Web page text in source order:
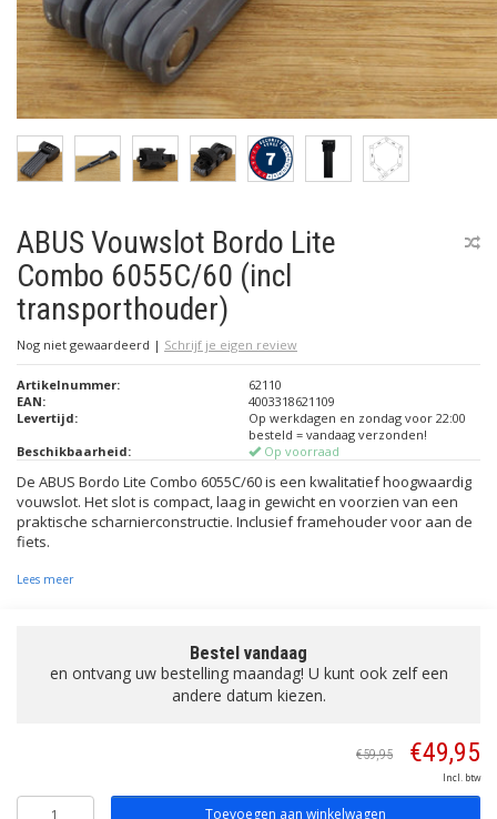
ABUS Vouwslot Bordo Lite
Combo 6055C/60 (incl
transporthouder)
Nog niet gewaardeerd | Schrijf je eigen review
Artikelnummer:
62110
EAN:
4003318621109
Levertijd:
Op werkdagen en zondag voor 22:00
besteld = vandaag verzonden!
Beschikbaarheid:
Op voorraad
De ABUS Bordo Lite Combo 6055C/60 is een kwalitatief hoogwaardig
vouwslot. Het slot is compact, laag in gewicht en voorzien van een
praktische scharnierconstructie. Inclusief framehouder voor aan de
fiets.
Lees meer
Bestel vandaag
en ontvang uw bestelling maandag! U kunt ook zelf een
andere datum kiezen.
€59,95 €49,95
Incl. btw
Toevoegen aan winkelwagen